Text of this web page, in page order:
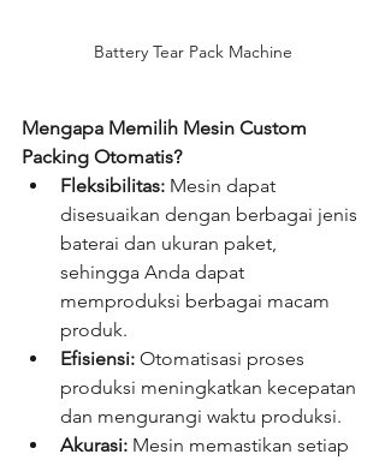
Battery Tear Pack Machine
Mengapa Memilih Mesin Custom
Packing Otomatis?
Fleksibilitas: Mesin dapat
disesuaikan dengan berbagai jenis
baterai dan ukuran paket,
sehingga Anda dapat
memproduksi berbagai macam
produk.
Efisiensi: Otomatisasi proses
produksi meningkatkan kecepatan
dan mengurangi waktu produksi.
Akurasi: Mesin memastikan setiap